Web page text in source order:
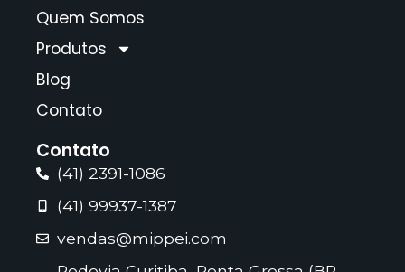
Quem Somos
Produtos
Blog
Contato
Contato
(41) 2391-1086
(41) 99937-1387
vendas@mippei.com